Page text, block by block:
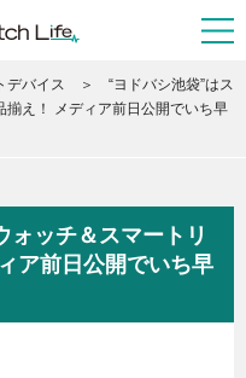
デバイス
“ヨドバシ池袋”はス
え！ メディア前日公開でいち早
ォッチ＆スマートリ
ア前日公開でいち早